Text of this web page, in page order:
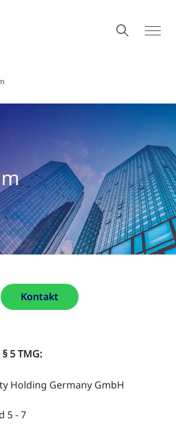
Kontakt
5 TMG:
Holding Germany GmbH
5 - 7